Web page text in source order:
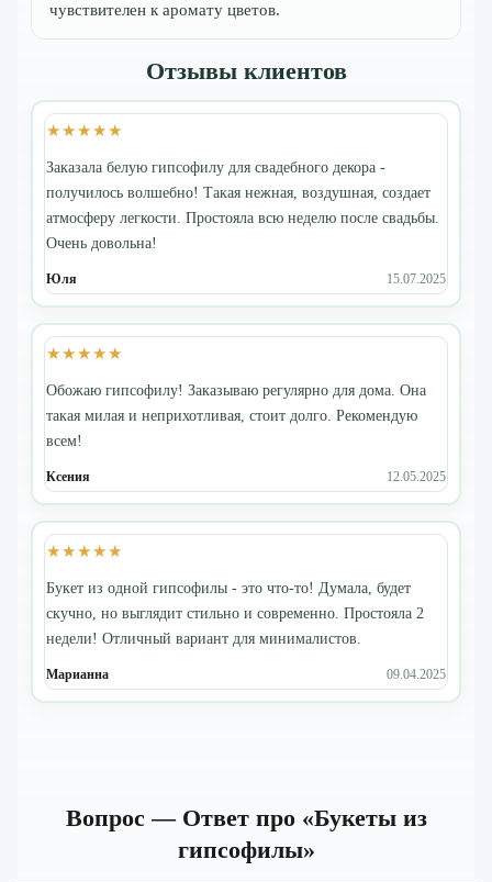
чувствителен к аромату цветов.
Отзывы клиентов
★★★★★
Заказала белую гипсофилу для свадебного декора -
получилось волшебно! Такая нежная, воздушная, создает
атмосферу легкости. Простояла всю неделю после свадьбы.
Очень довольна!
Юля 15.07.2025
★★★★★
Обожаю гипсофилу! Заказываю регулярно для дома. Она
такая милая и неприхотливая, стоит долго. Рекомендую
всем!
Ксения 12.05.2025
★★★★★
Букет из одной гипсофилы - это что-то! Думала, будет
скучно, но выглядит стильно и современно. Простояла 2
недели! Отличный вариант для минималистов.
Марианна 09.04.2025
Вопрос — Ответ про «Букеты из
гипсофилы»